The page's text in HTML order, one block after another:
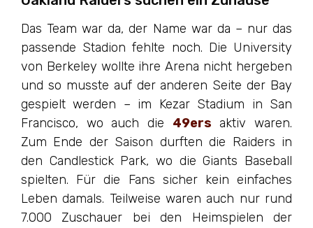
Das Team war da, der Name war da – nur das
passende Stadion fehlte noch. Die University
von Berkeley wollte ihre Arena nicht hergeben
und so musste auf der anderen Seite der Bay
gespielt werden – im Kezar Stadium in San
Francisco, wo auch die 49ers aktiv waren.
Zum Ende der Saison durften die Raiders in
den Candlestick Park, wo die Giants Baseball
spielten. Für die Fans sicher kein einfaches
Leben damals. Teilweise waren auch nur rund
7.000 Zuschauer bei den Heimspielen der